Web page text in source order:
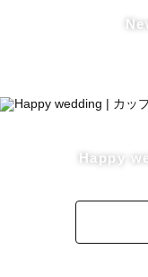
また、笑顔で駆け
しっかりとヒアリン
予めご了承ください
や14時以降がおす
Happy